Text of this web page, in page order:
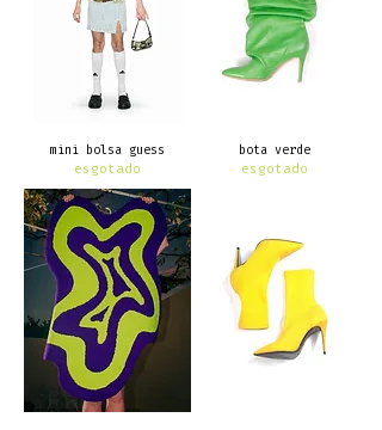
mini bolsa guess
esgotado
bota verde
esgotado